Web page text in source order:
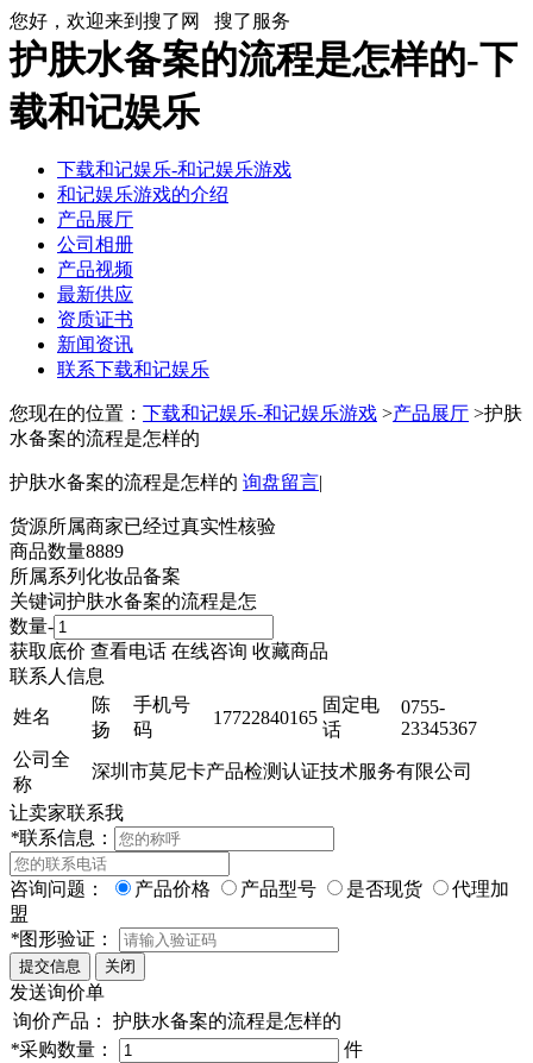
您好，欢迎来到搜了网 搜了服务
护肤水备案的流程是怎样的-下
载和记娱乐
下载和记娱乐-和记娱乐游戏
和记娱乐游戏的介绍
产品展厅
公司相册
产品视频
最新供应
资质证书
新闻资讯
联系下载和记娱乐
您现在的位置： 下载和记娱乐-和记娱乐游戏 >产品展厅 >护肤
水备案的流程是怎样的
护肤水备案的流程是怎样的 询盘留言|
货源所属商家已经过真实性核验
商品数量8889
所属系列 化妆品备案
关键词护肤水备案的流程是怎
数量-
获取底价 查看电话 在线咨询 收藏商品
联系人信息
姓名
陈
扬
手机号
码
17722840165
固定电
话
0755-
23345367
公司全
称
深圳市莫尼卡产品检测认证技术服务有限公司
让卖家联系我
*联系信息：
咨询问题： 产品价格 产品型号 是否现货
代理加
盟
*图形验证：
发送询价单
询价产品：
护肤水备案的流程是怎样的
*采购数量：
件